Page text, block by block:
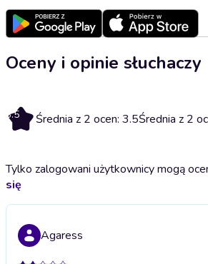
Oceny i opinie słuchaczy
3.5 Średnia z 2 ocen: 3.5Średnia z 2
Tylko zalogowani użytkownicy mogą
się
Agaress